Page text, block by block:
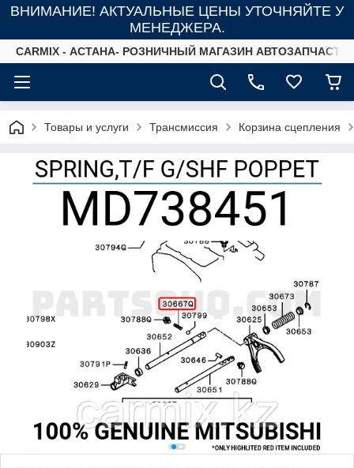
ВНИМАНИЕ! АКТУАЛЬНЫЕ ЦЕНЫ УТОЧНЯЙТЕ У
МЕНЕДЖЕРА.
СARMIX - АСТАНА- РОЗНИЧНЫЙ МАГАЗИН
Товары и услуги Трансмиссия Корзина сцепления